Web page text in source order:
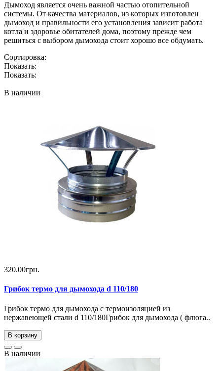
Дымоход является очень важной частью отопительной
системы. От качества материалов, из которых изготовлен
дымоход и правильности его установления зависит работа
котла и здоровье обитателей дома, поэтому прежде чем
решиться с выбором дымохода стоит хорошо все обдумать.
Сортировка:
Показать:
Показать:
В наличии
320.00грн.
Грибок термо для дымохода d 110/180
Грибок термо для дымохода с термоизоляцией из
нержавеющей стали d 110/180Грибок для дымохода ( флюга..
В корзину
В наличии